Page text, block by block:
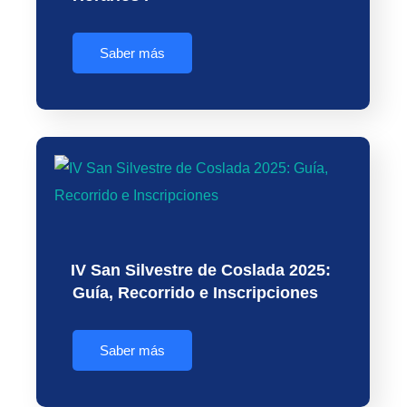
Saber más
IV San Silvestre de Coslada 2025:
Guía, Recorrido e Inscripciones
Saber más